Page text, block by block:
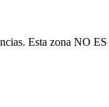
Esta zona NO